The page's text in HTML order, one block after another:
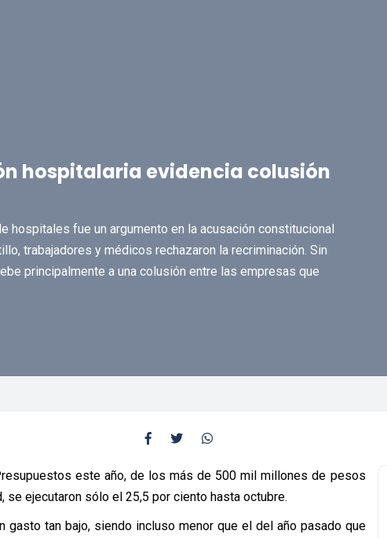
hospitalaria evidencia colusión
hospitales fue un argumento en la acusación constitucional
trabajadores y médicos rechazaron la recriminación. Sin
principalmente a una colusión entre las empresas que
este año, de los más de 500 mil millones de pesos
se ejecutaron sólo el 25,5 por ciento hasta octubre.
gasto tan bajo, siendo incluso menor que el del año pasado que